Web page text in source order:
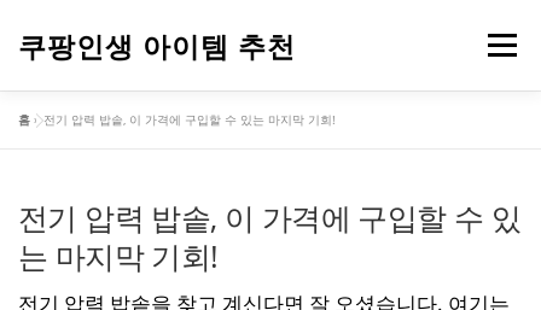
로
쿠팡인생 아이템 추천 메뉴
컴퓨터 기타
홈 »전기 압력 밥솥, 이 가격에 구입할 수 있는 마지막 기회!
전기 압력 밥솥, 이 가격에 구입할 수 있
는 마지막 기회!
전기 압력 밥솥을 찾고 계신다면 잘 오셨습니다. 여기는